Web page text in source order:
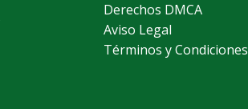
Derechos DMCA
Aviso Legal
Términos y Condiciones